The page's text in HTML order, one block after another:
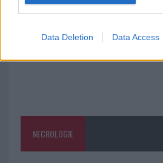
Data Deletion Data Access
NECROLOGIE